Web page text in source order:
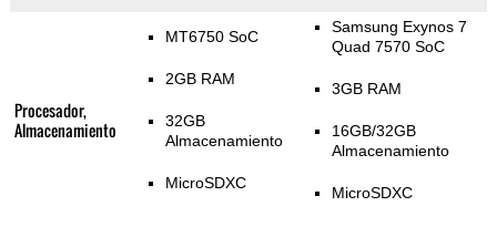
Procesador,
Almacenamiento
MT6750 SoC
2GB RAM
32GB
Almacenamiento
MicroSDXC
Samsung Exynos 7
Quad 7570 SoC
3GB RAM
16GB/32GB
Almacenamiento
MicroSDXC